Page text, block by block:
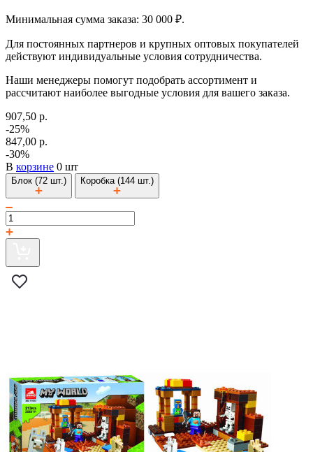
Минимальная сумма заказа: 30 000 ₽.
Для постоянных партнеров и крупных оптовых покупателей
действуют индивидуальные условия сотрудничества.
Наши менеджеры помогут подобрать ассортимент и
рассчитают наиболее выгодные условия для вашего заказа.
907,50 р.
-25%
847,00 р.
-30%
В корзине 0 шт
Блок (72 шт.) Коробка (144 шт.)